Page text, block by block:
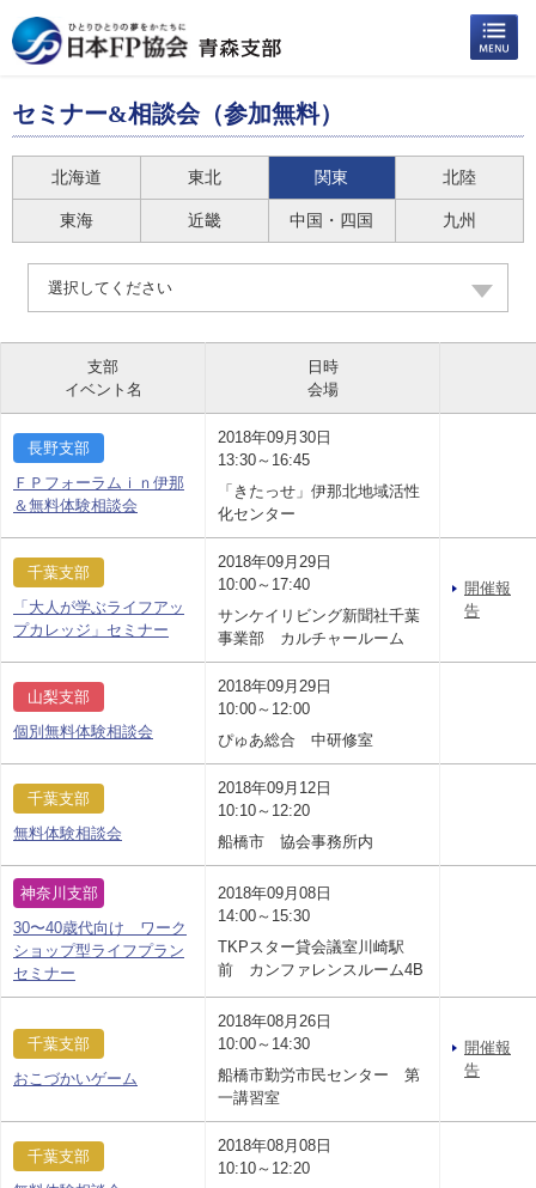
セミナー&相談会（参加無料）
北海道 東北 関東 北陸
東海 近畿 中国・四国 九州
選択してください
支部
イベント名
日時
会場
長野支部
ＦＰフォーラムｉｎ伊那
＆無料体験相談会
2018年09月30日
13:30～16:45
「きたっせ」伊那北地域活性
化センター
千葉支部
「大人が学ぶライフアッ
プカレッジ」セミナー
2018年09月29日
10:00～17:40
サンケイリビング新聞社千葉
事業部 カルチャールーム
開催報
告
山梨支部
個別無料体験相談会
2018年09月29日
10:00～12:00
ぴゅあ総合 中研修室
千葉支部
無料体験相談会
2018年09月12日
10:10～12:20
船橋市 協会事務所内
神奈川支部
30〜40歳代向け ワーク
ショップ型ライフプラン
セミナー
2018年09月08日
14:00～15:30
TKPスター貸会議室川崎駅
前 カンファレンスルーム4B
千葉支部
おこづかいゲーム
2018年08月26日
10:00～14:30
船橋市勤労市民センター 第
一講習室
開催報
告
千葉支部
2018年08月08日
10:10～12:20